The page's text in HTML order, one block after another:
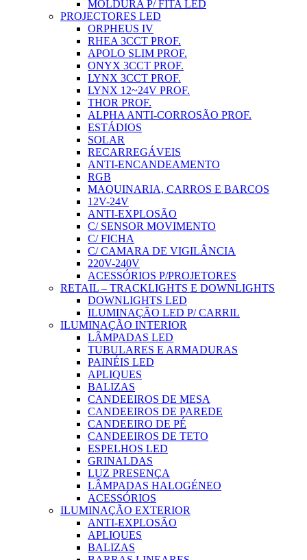
MOLDURA P/ FITA LED
PROJECTORES LED
ORPHEUS IV
RHEA 3CCT PROF.
APOLO SLIM PROF.
ONYX 3CCT PROF.
LYNX 3CCT PROF.
LYNX 12~24V PROF.
THOR PROF.
ALPHA ANTI-CORROSÃO PROF.
ESTÁDIOS
SOLAR
RECARREGÁVEIS
ANTI-ENCANDEAMENTO
RGB
MAQUINARIA, CARROS E BARCOS
12V-24V
ANTI-EXPLOSÃO
C/ SENSOR MOVIMENTO
C/ FICHA
C/ CAMARA DE VIGILÂNCIA
220V-240V
ACESSÓRIOS P/PROJETORES
RETAIL – TRACKLIGHTS E DOWNLIGHTS
DOWNLIGHTS LED
ILUMINAÇÃO LED P/ CARRIL
ILUMINAÇÃO INTERIOR
LÂMPADAS LED
TUBULARES E ARMADURAS
PAINÉIS LED
APLIQUES
BALIZAS
CANDEEIROS DE MESA
CANDEEIROS DE PAREDE
CANDEEIRO DE PÉ
CANDEEIROS DE TETO
ESPELHOS LED
GRINALDAS
LUZ PRESENÇA
LÂMPADAS HALOGÉNEO
ACESSÓRIOS
ILUMINAÇÃO EXTERIOR
ANTI-EXPLOSÃO
APLIQUES
BALIZAS